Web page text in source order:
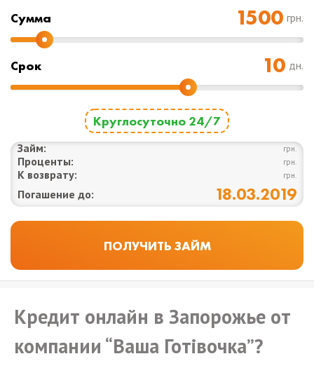
Cумма грн.
Срок дн.
Круглосуточно 24/7
Займ: грн.
Проценты: грн.
К возврату: грн.
Погашение до: 18.03.2019
Кредит онлайн в Запорожье от
компании “Ваша Готівочка”?